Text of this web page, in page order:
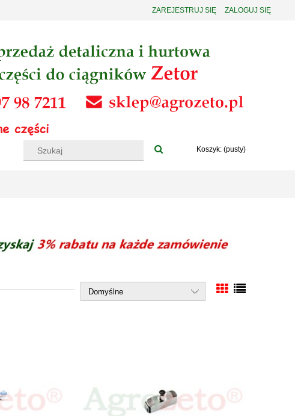
ZAREJESTRUJ SIĘ ZALOGUJ SIĘ
Koszyk: (pusty)